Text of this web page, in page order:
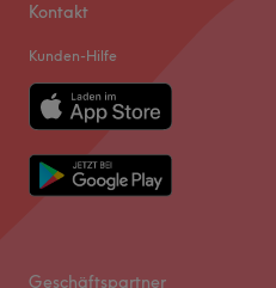
Kontakt
Kunden-Hilfe
Geschäftspartner